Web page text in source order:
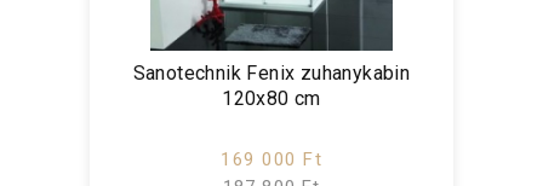
Sanotechnik Fenix zuhanykabin
120x80 cm
169 000 Ft